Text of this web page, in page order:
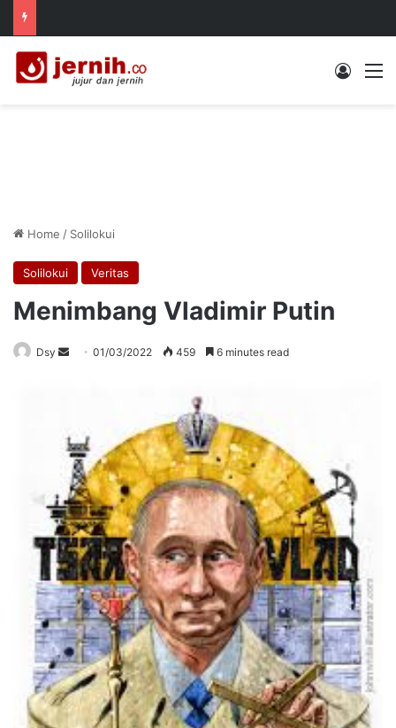
Log In
Home / Solilokui
Solilokui Veritas
Menimbang Vladimir Putin
Dsy
Send01/03/2022 459 6 minutes read